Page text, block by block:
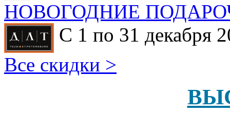
НОВОГОДНИЕ
С 1 по 31 декабря
Все скидки >